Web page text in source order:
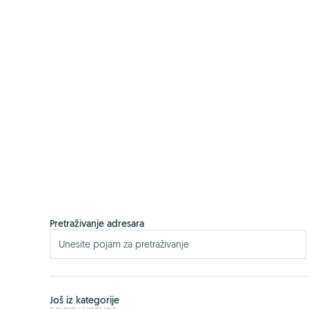
Pretraživanje adresara
Još iz kategorije